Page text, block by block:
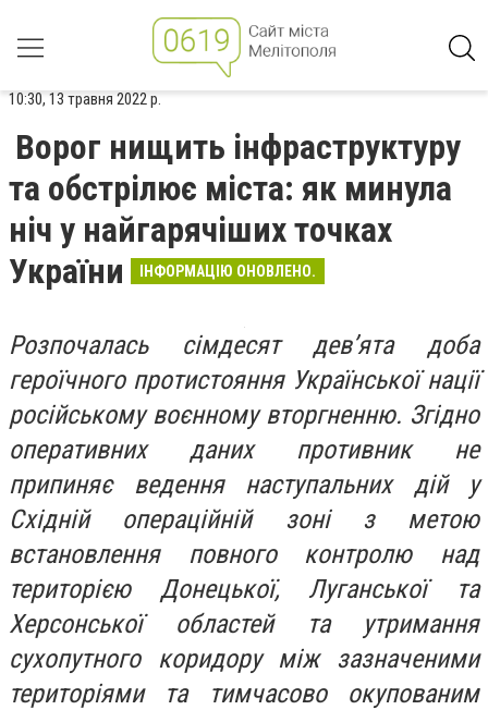
10:30, 13 травня 2022 р.
Ворог нищить інфраструктуру
та обстрілює міста: як минула
ніч у найгарячіших точках
України
ІНФОРМАЦІЮ ОНОВЛЕНО.
Розпочалась сімдесят дев’ята доба
героїчного протистояння Української нації
російському воєнному вторгненню. Згідно
оперативних даних противник не
припиняє ведення наступальних дій у
Східній операційній зоні з метою
встановлення повного контролю над
територією Донецької, Луганської та
Херсонської областей та утримання
сухопутного коридору між зазначеними
територіями та тимчасово окупованим